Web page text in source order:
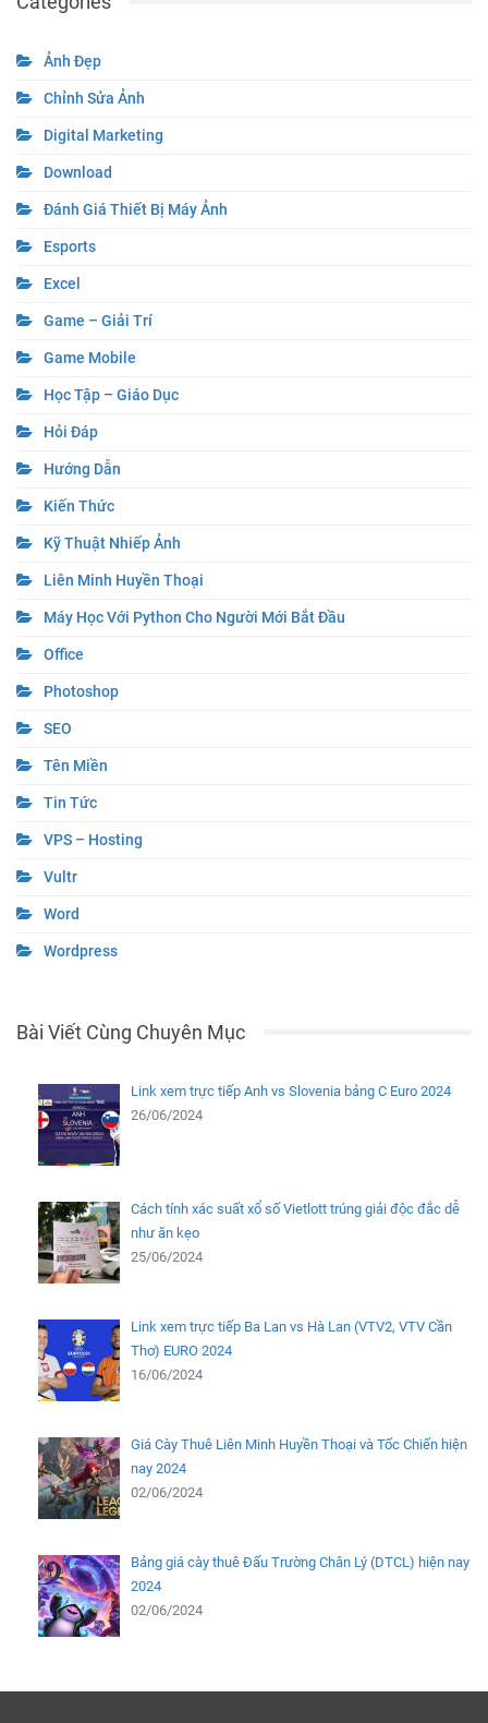
Ảnh Đẹp
Chỉnh Sửa Ảnh
Digital Marketing
Download
Đánh Giá Thiết Bị Máy Ảnh
Esports
Excel
Game – Giải Trí
Game Mobile
Học Tập – Giáo Dục
Hỏi Đáp
Hướng Dẫn
Kiến Thức
Kỹ Thuật Nhiếp Ảnh
Liên Minh Huyền Thoại
Máy Học Với Python Cho Người Mới Bắt Đầu
Office
Photoshop
SEO
Tên Miền
Tin Tức
VPS – Hosting
Vultr
Word
Wordpress
Bài Viết Cùng Chuyên Mục
Link xem trực tiếp Anh vs Slovenia bảng C Euro 2024
26/06/2024
Cách tính xác suất xổ số Vietlott trúng giải độc đắc dễ
như ăn kẹo
25/06/2024
Link xem trực tiếp Ba Lan vs Hà Lan (VTV2, VTV Cần
Thơ) EURO 2024
16/06/2024
Giá Cày Thuê Liên Minh Huyền Thoại và Tốc Chiến hiện
nay 2024
02/06/2024
Bảng giá cày thuê Đấu Trường Chân Lý (DTCL) hiện nay
2024
02/06/2024